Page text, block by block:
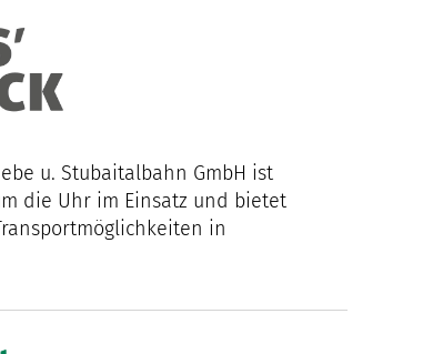
u. Stubaitalbahn GmbH ist
die Uhr im Einsatz und bietet
in